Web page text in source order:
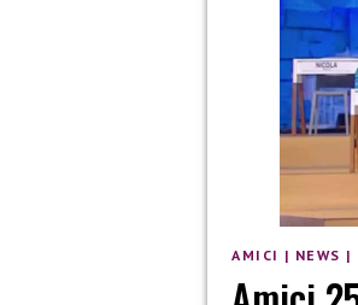
AMICI | NEWS |